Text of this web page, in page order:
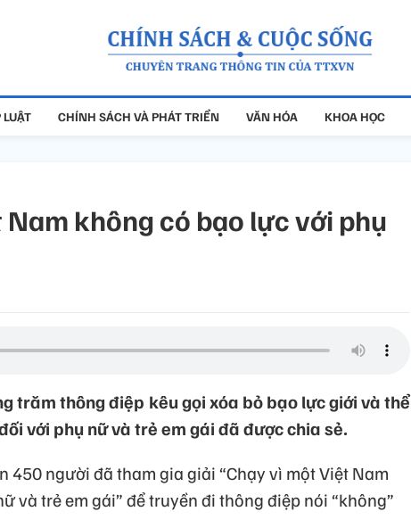
LUẬT CHÍNH SÁCH VÀ PHÁT TRIỂN VĂN HÓA KHOA HỌC
Nam không có bạo lực với phụ
trăm thông điệp kêu gọi xóa bỏ bạo lực giới và thể
với phụ nữ và trẻ em gái đã được chia sẻ.
450 người đã tham gia giải “Chạy vì một Việt Nam
và trẻ em gái” để truyền đi thông điệp nói “không”